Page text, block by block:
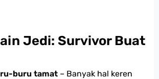
Jedi: Survivor Buat
buru tamat – Banyak hal keren